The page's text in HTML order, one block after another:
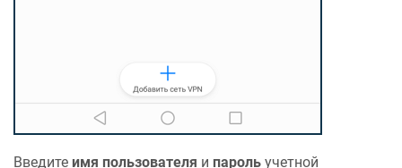
Введите имя пользователя и пароль учетной